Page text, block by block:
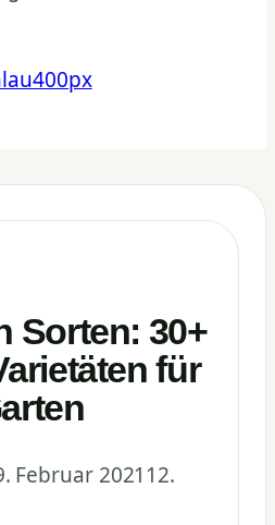
Sorten: 30+
für
Februar 2021 12.